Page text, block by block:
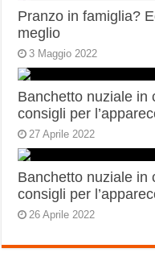
Pranzo in famiglia?
meglio
3 Maggio 2022
Banchetto nuziale in
consigli per
27 Aprile 2022
Banchetto nuziale in
consigli per
26 Aprile 2022